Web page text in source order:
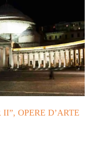
OPERE D’ARTE